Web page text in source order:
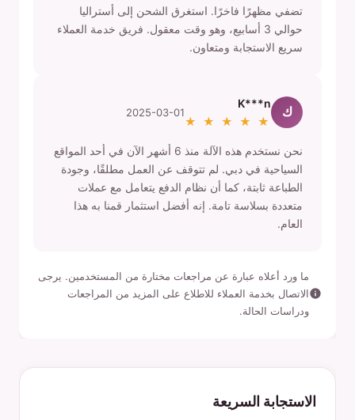
تضفي مظهرًا فاخرًا. استغرق الشحن إلى أستراليا
حوالي 3 أسابيع، وهو وقت معقول. فريق خدمة العملاء
سريع الاستجابة ومتعاون.
ك
K***n
★ ★ ★ ★ ★
2025-03-01
نحن نستخدم هذه الآلة منذ 6 أشهر الآن في أحد المواقع
السياحية في دبي. لم تتوقف عن العمل مطلقًا، وجودة
الطباعة ثابتة، كما أن نظام الدفع يتعامل مع عملات
متعددة بسلاسة تامة. إنه أفضل استثمار قمنا به هذا
العام.
ما ورد أعلاه عبارة عن مراجعات مختارة من المستخدمين. يرجى
الاتصال بخدمة العملاء للاطلاع على المزيد من المراجعات
ودراسات الحالة.
الاستجابة السريعة